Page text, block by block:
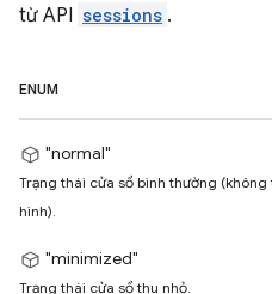
từ API sessions .
ENUM
"normal"
Trạng thái cửa sổ bình thường
hình).
"minimized"
Trạng thái cửa sổ thu nhỏ.